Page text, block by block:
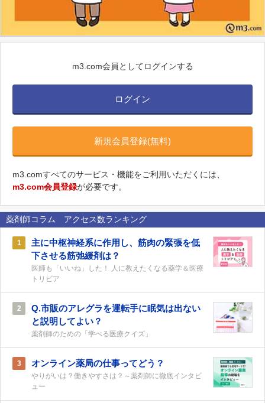
m3.com会員としてログインする
ログイン
新規会員登録(無料)
m3.comすべてのサービス・機能をご利用いただくには、
m3.com会員登録が必要です。
薬剤師コラム アクセス数ランキング
1
主に中枢神経系に作用し、筋肉の緊張を低
下させる筋弛緩剤は？
医師も「いいね」した！ 人に教えたくなる薬学＆医療
トリビア
2
Q.市販のアレグラを運転手に眠気は出ない
と説明してよい？
薬剤師のための「学べる医療クイズ」
3 オンライン薬局の仕事ってどう？
やりがいは？働きやすさは？～薬剤師に徹底インタビ
ュー